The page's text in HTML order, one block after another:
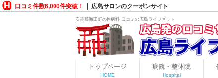
口コミ件数6,000件突破！ 広島サロンのクーポンサイト
安芸郡海田町の性病科 口コミの広島ライフネット
トップページ
HOME
病院・整体院
Hospital